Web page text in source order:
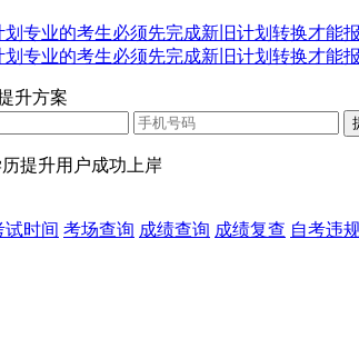
专业的考生必须先完成新旧计划转换才能
专业的考生必须先完成新旧计划转换才能
升方案
提升用户成功上岸
试时间 考场查询 成绩查询 成绩复查 自考违